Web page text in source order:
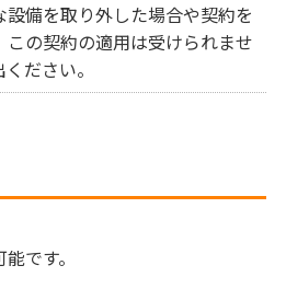
備を取り外した場合や契約を
の契約の適用は受けられませ
ださい。
です。